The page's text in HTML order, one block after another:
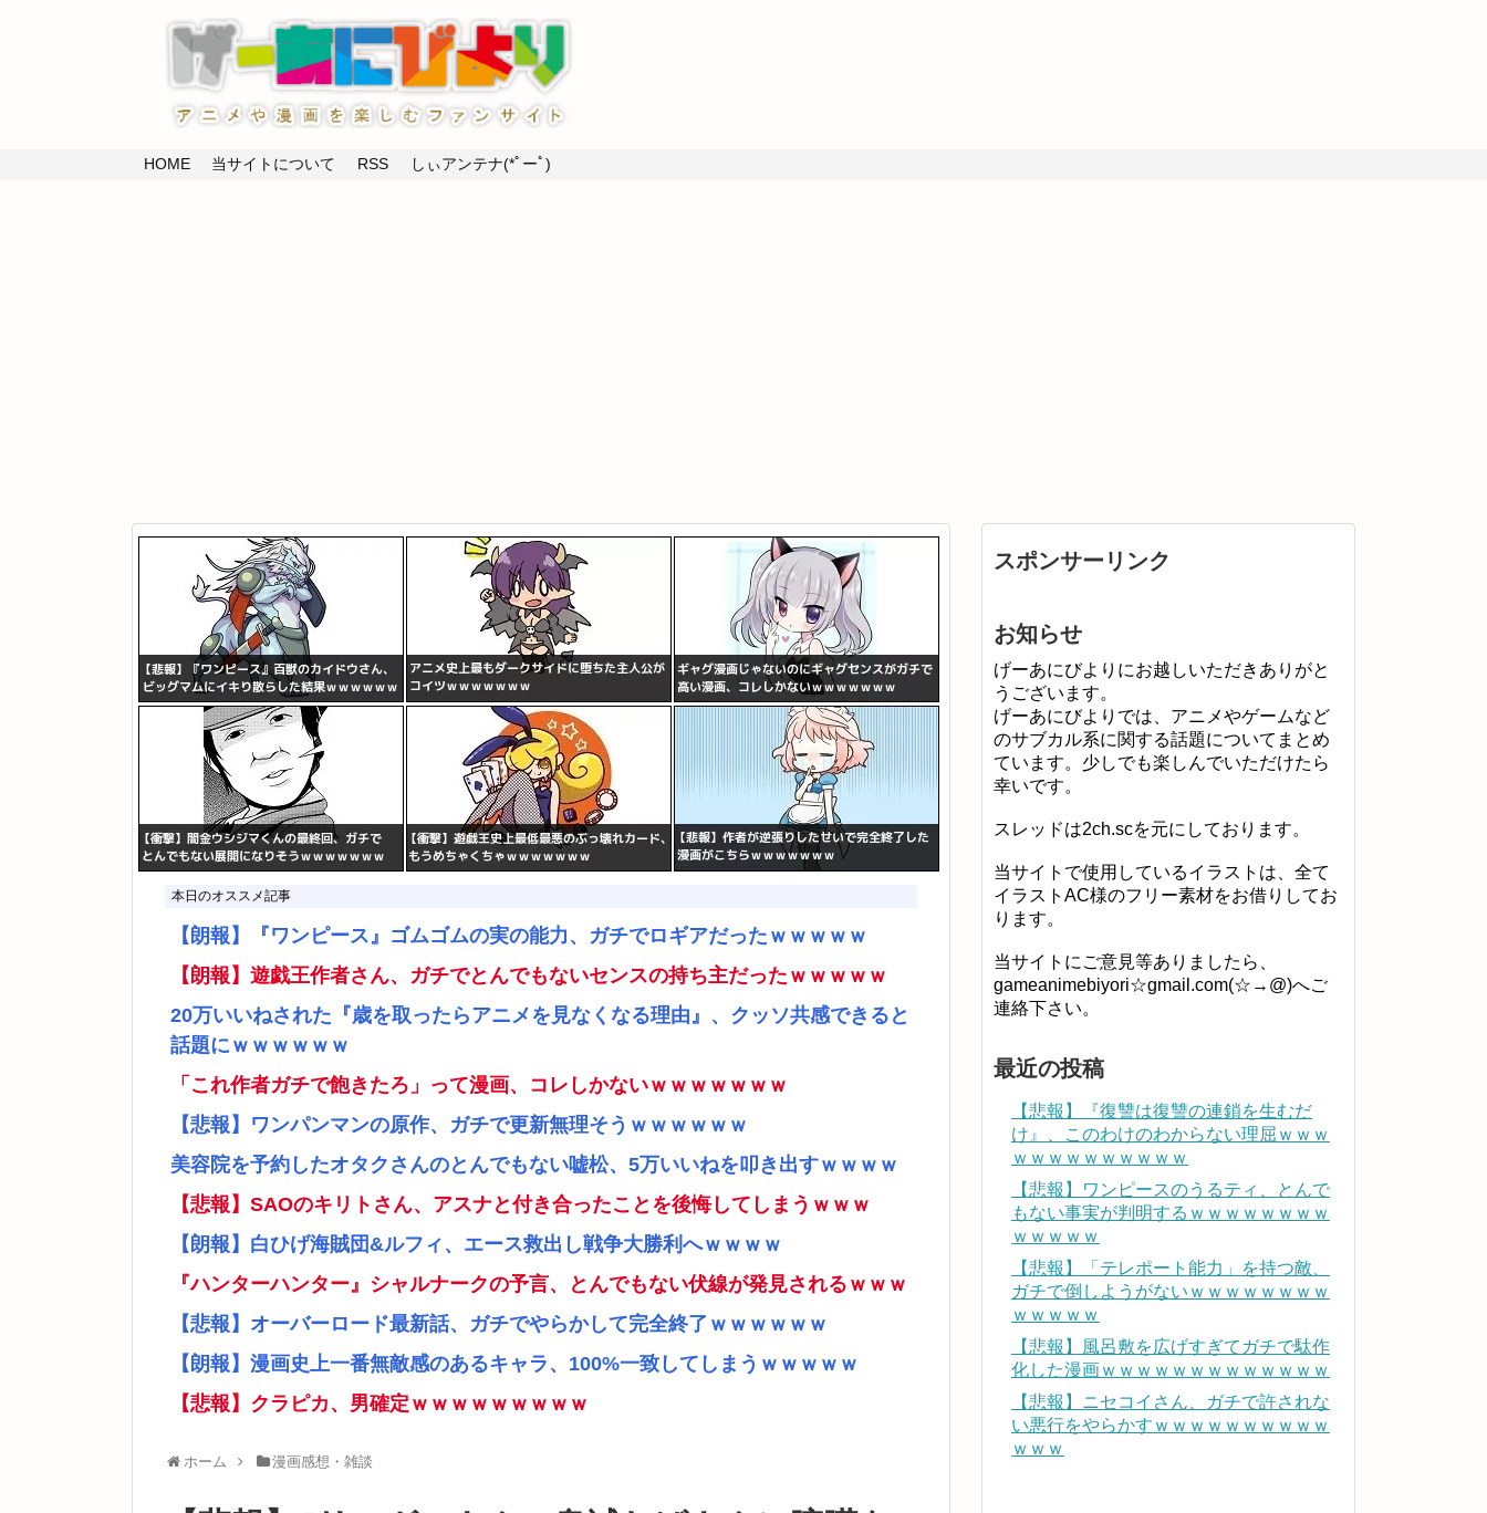
HOME 当サイトについて RSS しぃアンテナ(*ﾟーﾟ)
本日のオススメ記事
【朗報】『ワンピース』ゴムゴムの実の能力、ガチでロギアだったｗｗｗｗｗ
【朗報】遊戯王作者さん、ガチでとんでもないセンスの持ち主だったｗｗｗｗｗ
20万いいねされた『歳を取ったらアニメを見なくなる理由』、クッソ共感できると
話題にｗｗｗｗｗｗ
「これ作者ガチで飽きたろ」って漫画、コレしかないｗｗｗｗｗｗｗ
【悲報】ワンパンマンの原作、ガチで更新無理そうｗｗｗｗｗｗ
美容院を予約したオタクさんのとんでもない嘘松、5万いいねを叩き出すｗｗｗｗ
【悲報】SAOのキリトさん、アスナと付き合ったことを後悔してしまうｗｗｗ
【朗報】白ひげ海賊団&ルフィ、エース救出し戦争大勝利へｗｗｗｗ
『ハンターハンター』シャルナークの予言、とんでもない伏線が発見されるｗｗｗ
【悲報】オーバーロード最新話、ガチでやらかして完全終了ｗｗｗｗｗｗ
【朗報】漫画史上一番無敵感のあるキャラ、100%一致してしまうｗｗｗｗｗ
【悲報】クラピカ、男確定ｗｗｗｗｗｗｗｗｗ
ホーム 漫画感想・雑談
スポンサーリンク
お知らせ
げーあにびよりにお越しいただきありがと
うございます。
げーあにびよりでは、アニメやゲームなど
のサブカル系に関する話題についてまとめ
ています。少しでも楽しんでいただけたら
幸いです。
スレッドは2ch.scを元にしております。
当サイトで使用しているイラストは、全て
イラストAC様のフリー素材をお借りしてお
ります。
当サイトにご意見等ありましたら、
gameanimebiyori☆gmail.com(☆→@)へご
連絡下さい。
最近の投稿
【悲報】『復讐は復讐の連鎖を生むだ
け』、このわけのわからない理屈ｗｗｗ
ｗｗｗｗｗｗｗｗｗｗ
【悲報】ワンピースのうるティ、とんで
もない事実が判明するｗｗｗｗｗｗｗｗ
ｗｗｗｗｗ
【悲報】「テレポート能力」を持つ敵、
ガチで倒しようがないｗｗｗｗｗｗｗｗ
ｗｗｗｗｗ
【悲報】風呂敷を広げすぎてガチで駄作
化した漫画ｗｗｗｗｗｗｗｗｗｗｗｗｗ
【悲報】ニセコイさん、ガチで許されな
い悪行をやらかすｗｗｗｗｗｗｗｗｗｗ
ｗｗｗ